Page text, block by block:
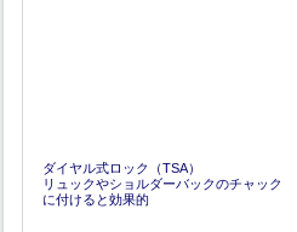
ダイヤル式ロック（TSA）
リュックやショルダーバックのチャック
に付けると効果的